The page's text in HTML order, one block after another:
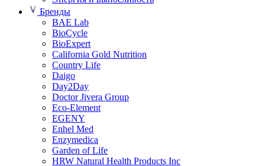
Бренды
BAE Lab
BioCycle
BioExpert
California Gold Nutrition
Country Life
Daigo
Day2Day
Doctor Jivera Group
Eco-Element
EGENY
Enhel Med
Enzymedica
Garden of Life
HRW Natural Health Products Inc